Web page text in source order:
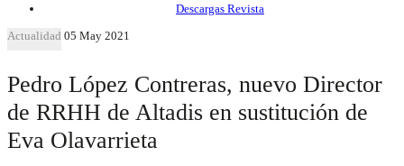
Descargas Revista
Actualidad 05 May 2021
Pedro López Contreras, nuevo Director
de RRHH de Altadis en sustitución de
Eva Olavarrieta